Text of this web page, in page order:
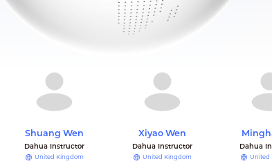
Shuang Wen
Dahua Instructor
United Kingdom
Xiyao Wen
Dahua Instructor
United Kingdom
Dahua
United